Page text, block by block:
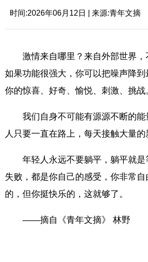
时间:2026年06月12日 | 来源:青年文摘
激情来自哪里？来自外部世界
如果功能很强大，你可以把噪声降
你的惊喜、好奇、愉悦、刺激、挑战
我们自身不可能有源源不断的
人只要一直在路上，每天接触大量的
年轻人永远不要躺平，躺平就
失败，都是你自己的感受，你非常
的，但你挺快乐的，这就够了。
——摘自《青年文摘》 林野